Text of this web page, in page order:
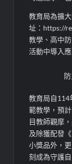
教育局為擴
址：https://
教學、高中
活動中導入
教育局自114
範教學，預
目教師觀摩
及除獲配發
小獎品外，
刻成為守護